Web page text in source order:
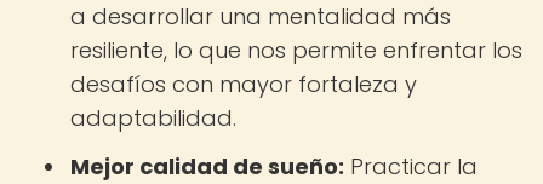
a desarrollar una mentalidad más
resiliente, lo que nos permite enfrentar los
desafíos con mayor fortaleza y
adaptabilidad.
Mejor calidad de sueño: Practicar la